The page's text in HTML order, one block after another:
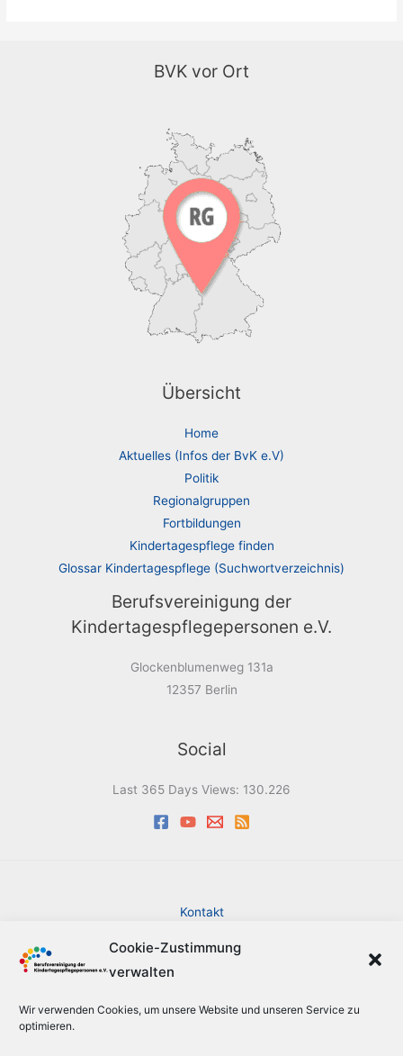
Cookie-Zustimmung
verwalten
Wir verwenden Cookies, um unsere Website und unseren Service zu
optimieren.
BVK vor Ort
Übersicht
Home
Aktuelles (Infos der BvK e.V)
Politik
Regionalgruppen
Fortbildungen
Kindertagespflege finden
Glossar Kindertagespflege (Suchwortverzeichnis)
Berufsvereinigung der
Kindertagespflegepersonen e.V.
Glockenblumenweg 131a
12357 Berlin
Social
Last 365 Days Views: 130.226
Kontakt
Datenschutzerklärung
Cookie-Richtlinie (EU)